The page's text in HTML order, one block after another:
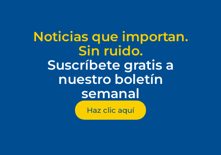
Noticias que importan.
Sin ruido.
Suscríbete gratis a
nuestro boletín
semanal
Haz clic aquí